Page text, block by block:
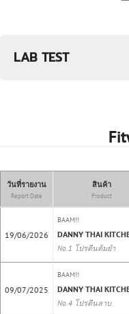
หมักทิ้งไว้ประมาณ
นำไปย่างในกระทะ
แก
สมุนไพรแท้ๆสไตล์ไทย พ
กลมกล่อม เปลี่ยนอาหาร
แถมได้โปรตีนมากขึ้น จ
✓โปรตีนเน้น ๆ 16 กรัม
พลังงานต่ำแค่ 110
ใช้เวย์โปรตีนที่นำเข้
ผสม
มีผล LAB
LAB TEST
วันที่รายงาน
Report Date
สินค้า
Product
19/06/2026
BAAM!!
DANNY THAI
No. 1 โปรตีนต้มยำ
09/07/2025
BAAM!!
DANNY THAI
No. 4 โปรตีนลาบ